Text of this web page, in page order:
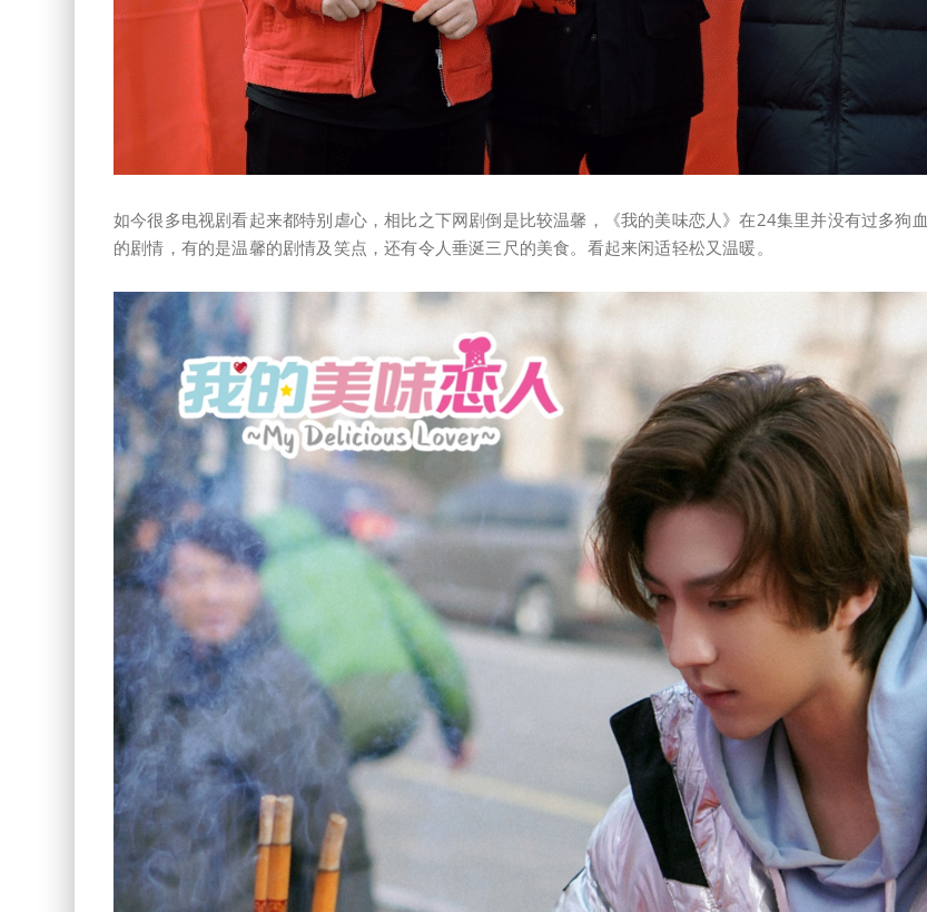
如今很多电视剧看起来都特别虐心，相比之下网剧倒是比较温馨，《我的美味恋人》在24集里并没有过多狗血
的剧情，有的是温馨的剧情及笑点，还有令人垂涎三尺的美食。看起来闲适轻松又温暖。